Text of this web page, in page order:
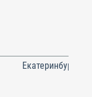
Екатеринбург